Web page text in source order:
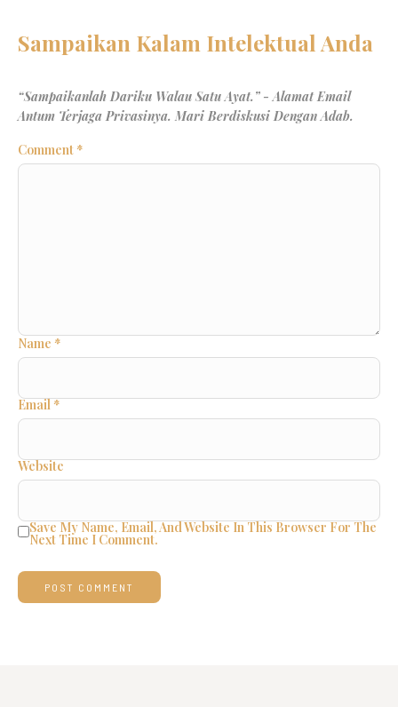
Comment*
Name *
Email*
Website
Save My Name, Email, And Website In This Browser For The
Next Time I Comment.